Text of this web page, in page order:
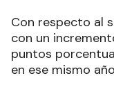
Con respecto al
con un
puntos
en ese mismo